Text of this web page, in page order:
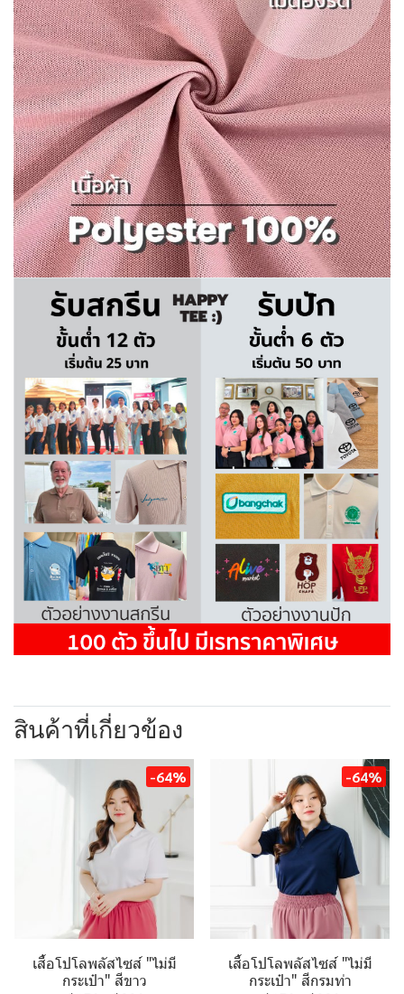
สินค้าที่เกี่ยวข้อง
-64%
เสื้อโปโลพลัสไซส์ "ไม่มี
กระเป๋า" สีขาว
-64%
เสื้อโปโลพลัสไซส์ "ไม่มี
กระเป๋า" สีกรมท่า